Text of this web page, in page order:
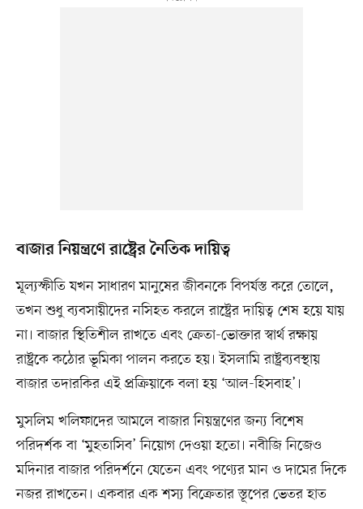
বাজার নিয়ন্ত্রণে রাষ্ট্রের নৈতিক দায়িত্ব
মূল্যস্ফীতি যখন সাধারণ মানুষের জীবনকে বিপর্যস্ত করে তোলে,
তখন শুধু ব্যবসায়ীদের নসিহত করলে রাষ্ট্রের দায়িত্ব শেষ হয়ে যায়
না। বাজার স্থিতিশীল রাখতে এবং ক্রেতা-ভোক্তার স্বার্থ রক্ষায়
রাষ্ট্রকে কঠোর ভূমিকা পালন করতে হয়। ইসলামি রাষ্ট্রব্যবস্থায়
বাজার তদারকির এই প্রক্রিয়াকে বলা হয় ‘আল-হিসবাহ’।
মুসলিম খলিফাদের আমলে বাজার নিয়ন্ত্রণের জন্য বিশেষ
পরিদর্শক বা ‘মুহতাসিব’ নিয়োগ দেওয়া হতো। নবীজি নিজেও
মদিনার বাজার পরিদর্শনে যেতেন এবং পণ্যের মান ও দামের দিকে
নজর রাখতেন। একবার এক শস্য বিক্রেতার স্তূপের ভেতর হাত